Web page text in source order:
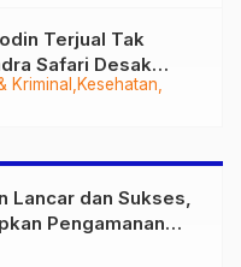
Kriminal
Kesehatan
Terjual Tak
Safari Desak
Lancar dan Sukses,
Pengamanan
Pelari, 1.448